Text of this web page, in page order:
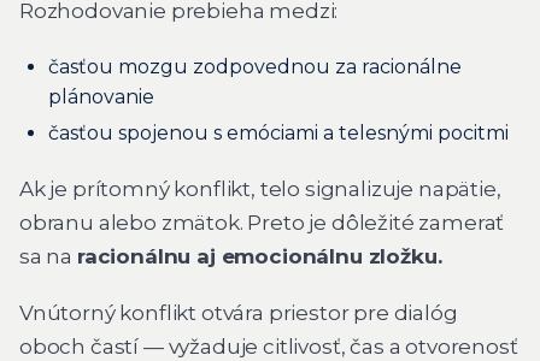
Rozhodovanie prebieha medzi:
časťou mozgu zodpovednou za racionálne
plánovanie
časťou spojenou s emóciami a telesnými pocitmi
Ak je prítomný konflikt, telo signalizuje napätie,
obranu alebo zmätok. Preto je dôležité zamerať
sa na racionálnu aj emocionálnu zložku.
Vnútorný konflikt otvára priestor pre dialóg
oboch častí — vyžaduje citlivosť, čas a otvorenosť